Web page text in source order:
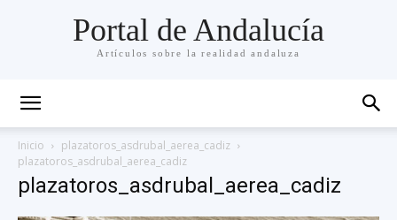
Portal de Andalucía
Artículos sobre la realidad andaluza
Inicio
plazatoros_asdrubal_aerea_cadiz
plazatoros_asdrubal_aerea_cadiz
plazatoros_asdrubal_aerea_cadiz